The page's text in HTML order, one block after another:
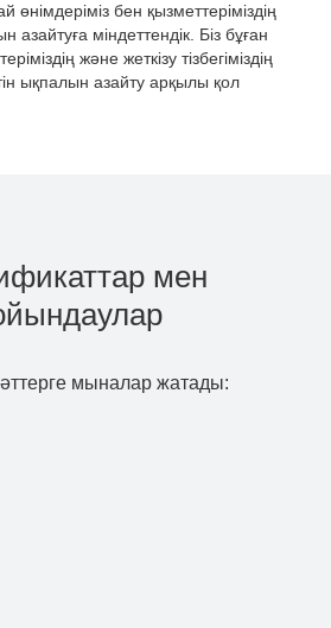
өнімдеріміз бен қызметтеріміздің
міндеттендік. Біз бұған
және жеткізу тізбегіміздің
ықпалын азайту арқылы қол
мен
мыналар жатады: